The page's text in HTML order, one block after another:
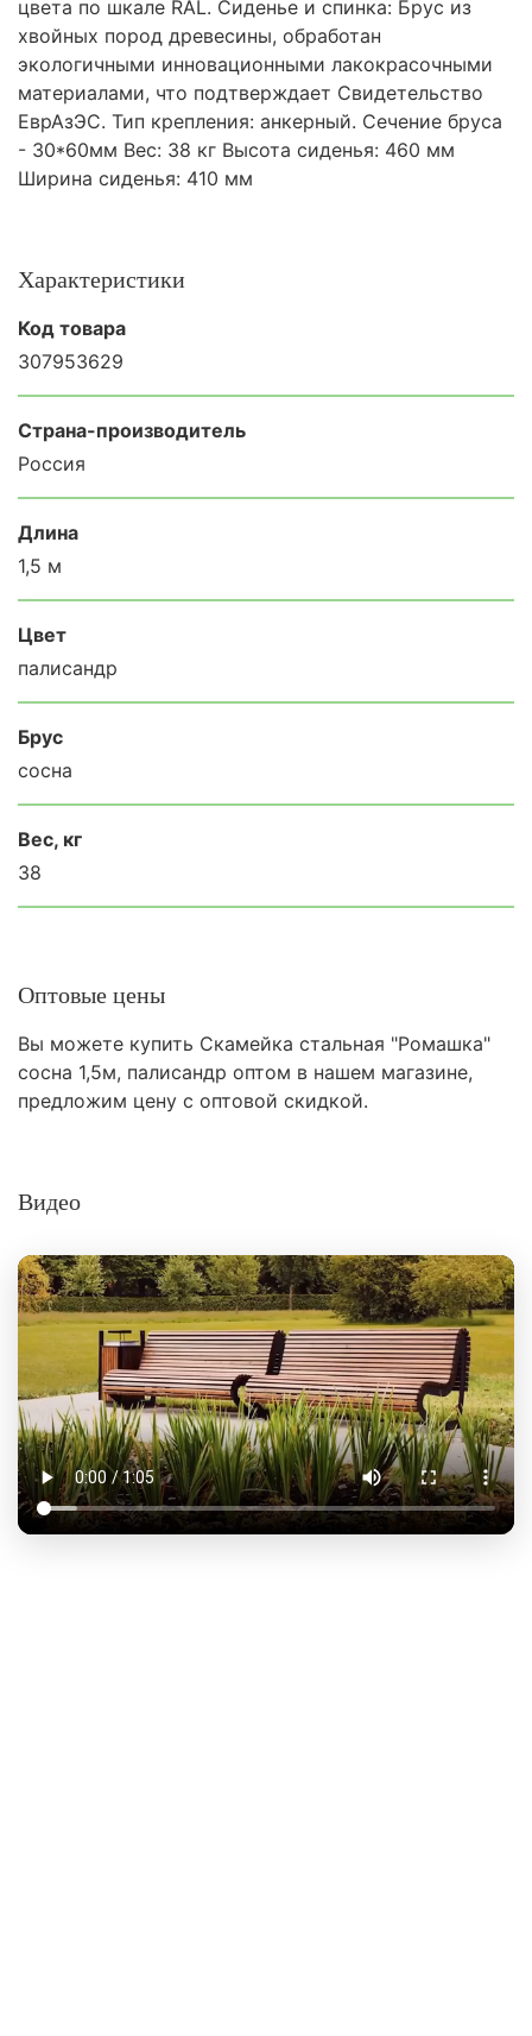
цвета по шкале RAL. Сиденье и спинка: Брус из
хвойных пород древесины, обработан
экологичными инновационными лакокрасочными
материалами, что подтверждает Свидетельство
ЕврАзЭС. Тип крепления: анкерный. Сечение бруса
- 30*60мм Вес: 38 кг Высота сиденья: 460 мм
Ширина сиденья: 410 мм
Характеристики
Код товара
307953629
Страна-производитель
Россия
Длина
1,5 м
Цвет
палисандр
Брус
сосна
Вес, кг
38
Оптовые цены
Вы можете купить Скамейка стальная "Ромашка"
сосна 1,5м, палисандр оптом в нашем магазине,
предложим цену с оптовой скидкой.
Видео